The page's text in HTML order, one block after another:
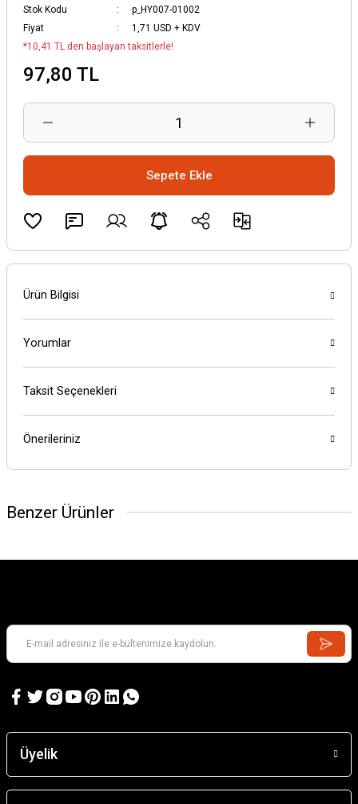
Stok Kodu
p_HY007-01002
Fiyat
1,71 USD + KDV
*10,41 TL den başlayan taksitlerle!
97,80 TL
Sepete Ekle
Ürün Bilgisi
Yorumlar
Taksit Seçenekleri
Önerileriniz
Benzer Ürünler
Üyelik